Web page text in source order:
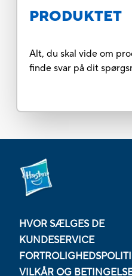
PRODUKTET
Alt, du skal vide om
finde svar på dit
HVOR SÆLGES DE
KUNDESERVICE
VILKÅR OG